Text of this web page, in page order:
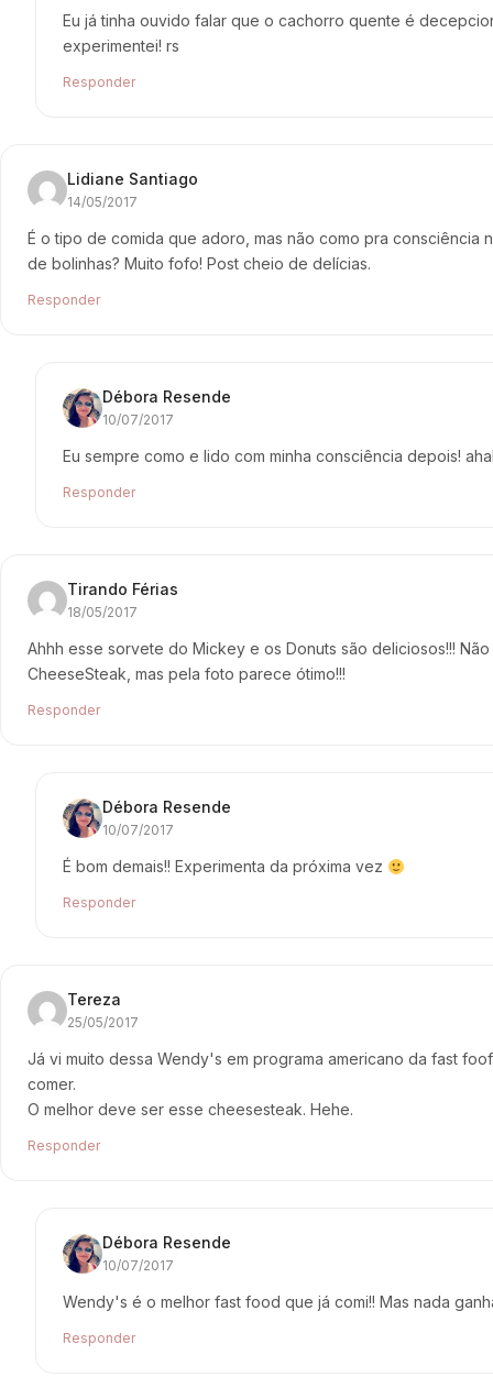
Eu já tinha ouvido falar que o cachorro quente é
experimentei! rs
Responder
Lidiane Santiago
14/05/2017
É o tipo de comida que adoro, mas não como pra consciência
de bolinhas? Muito fofo! Post cheio de delícias.
Responder
Débora Resende
10/07/2017
Eu sempre como e lido com minha consciência depois!
Responder
Tirando Férias
18/05/2017
Ahhh esse sorvete do Mickey e os Donuts são deliciosos!!!
CheeseSteak, mas pela foto parece ótimo!!!
Responder
Débora Resende
10/07/2017
É bom demais!! Experimenta da próxima vez
Responder
Tereza
25/05/2017
Já vi muito dessa Wendy's em programa americano da fast
comer.
O melhor deve ser esse cheesesteak. Hehe.
Responder
Débora Resende
10/07/2017
Wendy's é o melhor fast food que já comi!! Mas nada
Responder